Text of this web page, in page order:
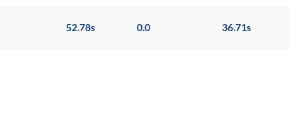
52.78s 0.0 36.71s